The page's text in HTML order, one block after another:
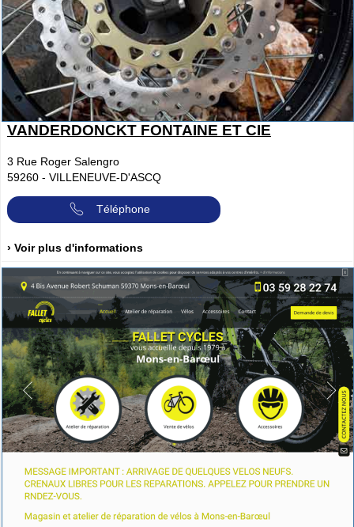
VANDERDONCKT FONTAINE ET CIE
3 Rue Roger Salengro
59260 - VILLENEUVE-D'ASCQ
Téléphone
› Voir plus d'informations